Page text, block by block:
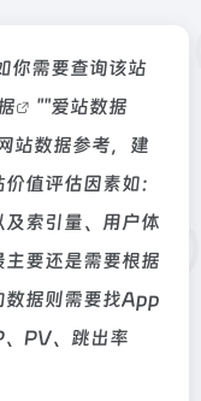
你需要查询该站
""爱站数据
站数据参考，建
值评估因素如：
索引量、用户体
要还是需要根据
数据则需要找App
PV、跳出率